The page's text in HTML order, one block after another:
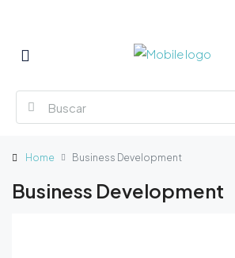
Home Business Development
Business Development